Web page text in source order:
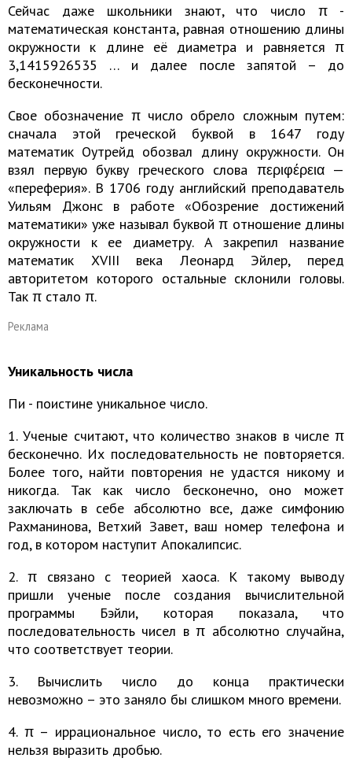
Сейчас даже школьники знают, что число π -
математическая константа, равная отношению длины
окружности к длине её диаметра и равняется π
3,1415926535 … и далее после запятой – до
бесконечности.
Свое обозначение π число обрело сложным путем:
сначала этой греческой буквой в 1647 году
математик Оутрейд обозвал длину окружности. Он
взял первую букву греческого слова περιφέρεια —
«переферия». В 1706 году английский преподаватель
Уильям Джонс в работе «Обозрение достижений
математики» уже называл буквой π отношение длины
окружности к ее диаметру. А закрепил название
математик XVIII века Леонард Эйлер, перед
авторитетом которого остальные склонили головы.
Так π стало π.
Реклама
Уникальность числа
Пи - поистине уникальное число.
1. Ученые считают, что количество знаков в числе π
бесконечно. Их последовательность не повторяется.
Более того, найти повторения не удастся никому и
никогда. Так как число бесконечно, оно может
заключать в себе абсолютно все, даже симфонию
Рахманинова, Ветхий Завет, ваш номер телефона и
год, в котором наступит Апокалипсис.
2. π связано с теорией хаоса. К такому выводу
пришли ученые после создания вычислительной
программы Бэйли, которая показала, что
последовательность чисел в π абсолютно случайна,
что соответствует теории.
3. Вычислить число до конца практически
невозможно – это заняло бы слишком много времени.
4. π – иррациональное число, то есть его значение
нельзя выразить дробью.